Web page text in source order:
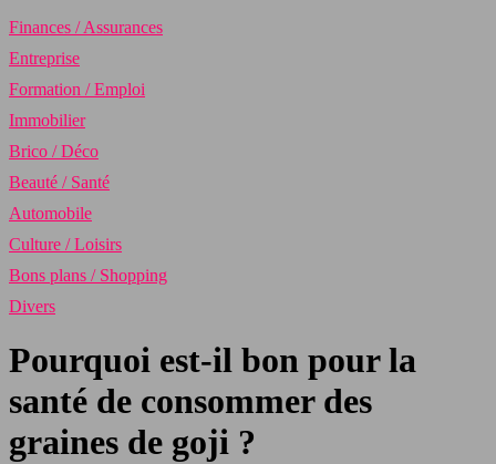
Finances / Assurances
Entreprise
Formation / Emploi
Immobilier
Brico / Déco
Beauté / Santé
Automobile
Culture / Loisirs
Bons plans / Shopping
Divers
Pourquoi est-il bon pour la
santé de consommer des
graines de goji ?